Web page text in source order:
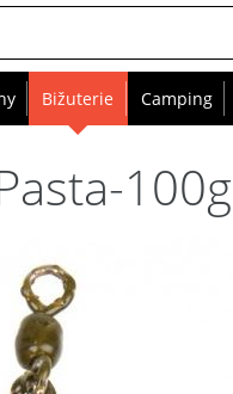
Bižuterie Camping
100g